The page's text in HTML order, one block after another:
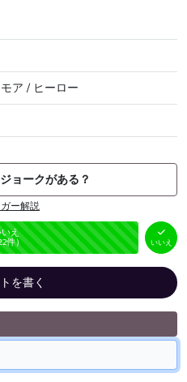
ア / ヒーロー
ョークがある？
ガー解説
え
件） いいえ
を書く